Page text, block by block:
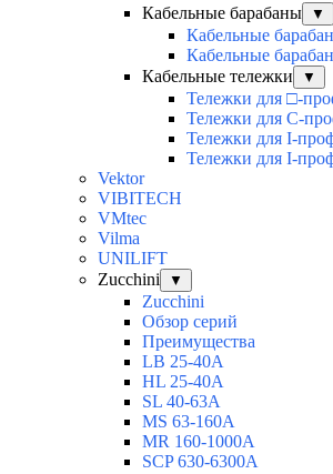
Кабельные барабаны
▼
Кабельные
Кабельные
Кабельные тележки
▼
Тележки для □-
Тележки для С-
Тележки для I-
Тележки для I-
Vektor
VIBITECH
VMtec
Vilma
UNILIFT
Zucchini
▼
Zucchini
Обзор серий
Преимущества
LB 25-40A
HL 25-40A
SL 40-63A
MS 63-160A
MR 160-1000A
SCP 630-6300A